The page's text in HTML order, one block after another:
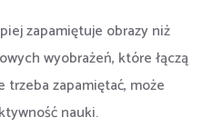
zapamiętuje obrazy niż
wyobrażeń, które łączą
zapamiętać, może
nauki.